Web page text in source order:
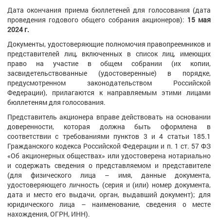
Дата окончания приема бюллетеней для голосования (дата
проведения годового общего собрания акционеров): 15 мая
2024 г.
Документы, удостоверяющие полномочия правопреемников и
представителей лиц, включенных в список лиц, имеющих
право на участие в общем собрании (их копии,
засвидетельствованные (удостоверенные) в порядке,
предусмотренном законодательством Российской
Федерации), прилагаются к направляемым этими лицами
бюллетеням для голосования.
Представитель акционера вправе действовать на основании
доверенности, которая должна быть оформлена в
соответствии с требованиями пунктов 3 и 4 статьи 185.1
Гражданского кодекса Российской Федерации и п. 1 ст. 57 ФЗ
«Об акционерных обществах» или удостоверена нотариально
и содержать сведения о представляемом и представителе
(для физического лица – имя, данные документа,
удостоверяющего личность (серия и (или) номер документа,
дата и место его выдачи, орган, выдавший документ); для
юридического лица – наименование, сведения о месте
нахождения, ОГРН, ИНН).